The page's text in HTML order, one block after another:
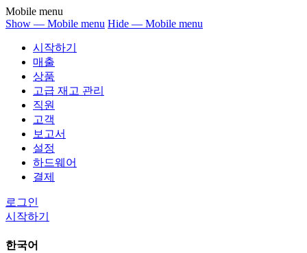
Mobile menu
Show — Mobile menu Hide — Mobile menu
시작하기
매출
상품
고급 재고 관리
직원
고객
보고서
설정
하드웨어
결제
로그인
시작하기
한국어